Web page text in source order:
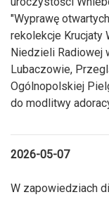
"Wyprawę
rekolekcje Krucjaty
Niedzieli Radiowej
Lubaczowie,
Ogólnopolskiej
do modlitwy
2026-05-07
W zapowiedziach